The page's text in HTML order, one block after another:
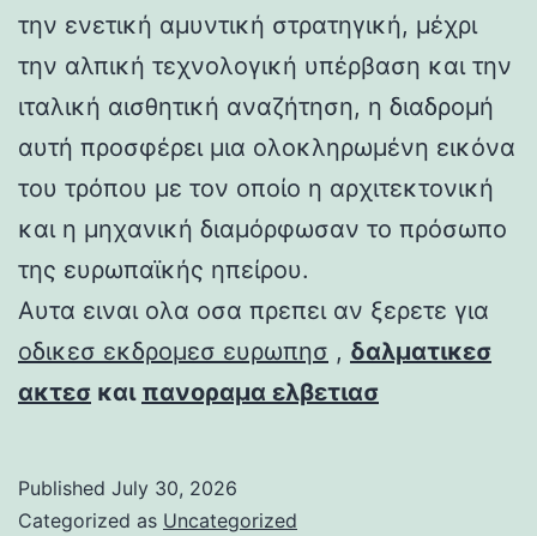
την ενετική αμυντική στρατηγική, μέχρι
την αλπική τεχνολογική υπέρβαση και την
ιταλική αισθητική αναζήτηση, η διαδρομή
αυτή προσφέρει μια ολοκληρωμένη εικόνα
του τρόπου με τον οποίο η αρχιτεκτονική
και η μηχανική διαμόρφωσαν το πρόσωπο
της ευρωπαϊκής ηπείρου.
Αυτα ειναι ολα οσα πρεπει αν ξερετε για
οδικεσ εκδρομεσ ευρωπησ , δαλματικεσ
ακτεσ και πανοραμα ελβετιασ
Published July 30, 2026
Categorized as Uncategorized